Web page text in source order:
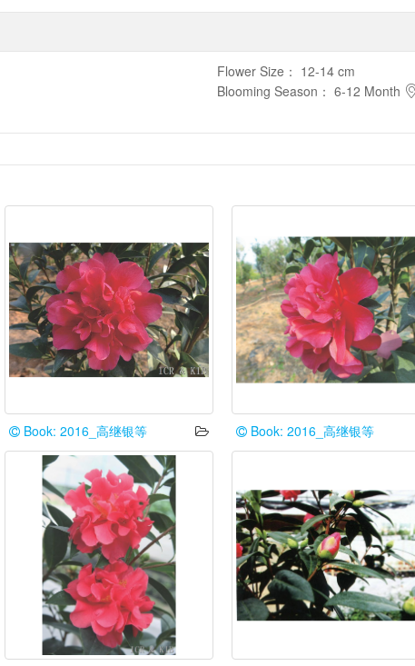
Flower Size ： 12-14 cm
Blooming Season ： 6-12 Month
Book: 2016_高继银等 Book: 2016_高继银等